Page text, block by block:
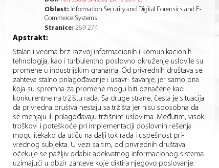
Oblast: Information Security and Digital Forensics and E-
Commerce Systems
Stranice: 269-274
Apstrakt:
Stalan i veoma brz razvoj informacionih i komunikacionih
tehnologija, kao i turbulentno poslovno okruženje uslovile su
promene u industrijskim granama. Od privrednih društava se
zahteva stalno prilagođavanje i usavr- šavanje, jer samo ona
koja su spremna za promene mogu biti označene kao
konkurentne na tržištu rada. Sa druge strane, česta je situacija
da privredna društva nestaju sa tržišta jer nisu sposobna da
se menjaju ili prilagođavaju tržišnim uslovima. Međutim, visoki
troškovi i poteškoće pri implementaciji poslovnih rešenja
mogu itekako da utiču na dalji tok rada i uspešnost pri-
vrednog subjekta. U vezi sa tim, od privrednih društava
očekuje se pažljiv odabir adekvatnog informacionog sistema
uzimajući u obzir zahteve koje diktira njegovo poslovanje.